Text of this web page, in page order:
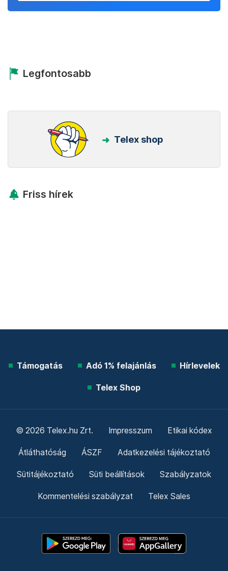
Legfontosabb
Telex shop
Friss hírek
Támogatás Adó 1% felajánlás Hírlevelek
Telex Shop
© 2026 Telex.hu Zrt. Impresszum Etikai kódex
Átláthatóság ÁSZF Adatkezelési tájékoztató
Sütitájékoztató Süti beállítások Szabályzatok
Kommentelési szabályzat Telex Sales